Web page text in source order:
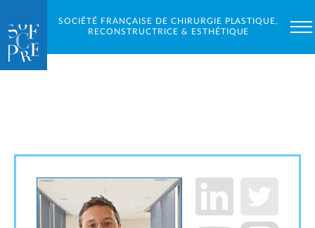
SOCIÉTÉ FRANÇAISE DE CHIRURGIE PLASTIQUE,
RECONSTRUCTRICE & ESTHÉTIQUE